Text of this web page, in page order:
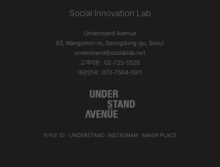
Social Innovation Lab
Understand Avenue
63, Wangsimni-ro, Seongdong-gu, Seoul
understand@socialilab.net
고객지원 : 02-725-5526
대관안내 : 070-7564-0911
카카오 ID : UNDERSTAND INSTAGRAM NAVER PLACE